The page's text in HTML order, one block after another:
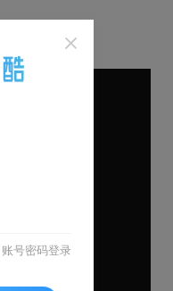
账号密码登录